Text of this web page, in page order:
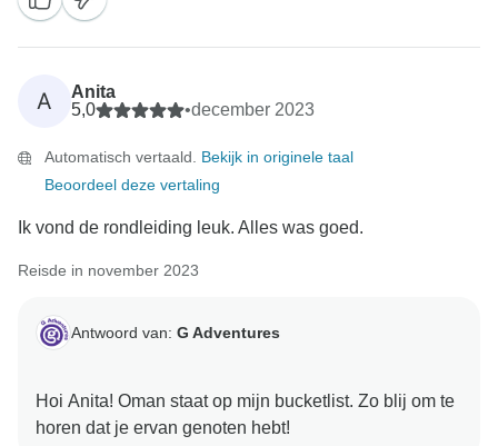
A
Anita
5,0
•december 2023
Automatisch vertaald. Bekijk in originele taal
Beoordeel deze vertaling
Ik vond de rondleiding leuk. Alles was goed.
Reisde in november 2023
Antwoord van: G Adventures
Hoi Anita! Oman staat op mijn bucketlist. Zo blij om te